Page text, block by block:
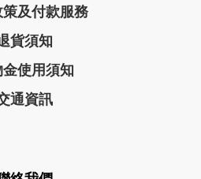
及付款服務
貨須知
使用須知
通資訊